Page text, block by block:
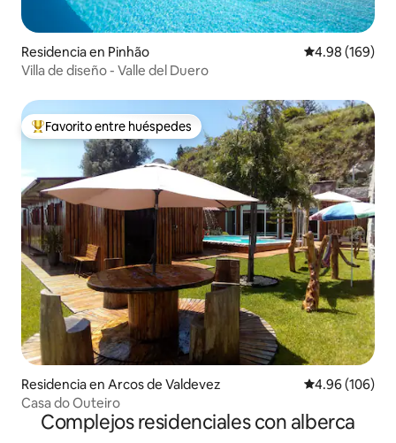
Residencia en Pinhão Calificación
4.98 (169)
Villa de diseño - Valle del Duero
De los mejores en Favorito entre huéspedes
Favorito entre huéspedes
Residencia en Arcos de Valdevez Calificación
4.96 (106)
Casa do Outeiro
Complejos residenciales con alberca